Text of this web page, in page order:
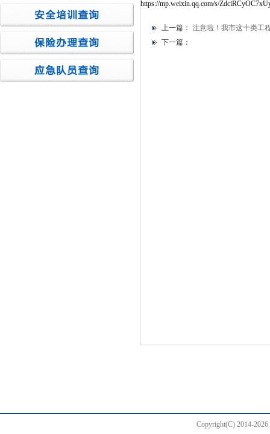
https://mp.weixin.qq.com/s/
上一篇： 注意啦！我市这十类工
下一篇：
Copyright(C) 2014-